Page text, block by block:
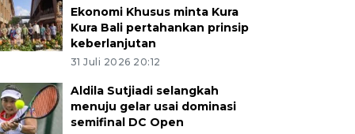
Ekonomi Khusus minta Kura
Kura Bali pertahankan prinsip
keberlanjutan
31 Juli 2026 20:12
Aldila Sutjiadi selangkah
menuju gelar usai dominasi
semifinal DC Open